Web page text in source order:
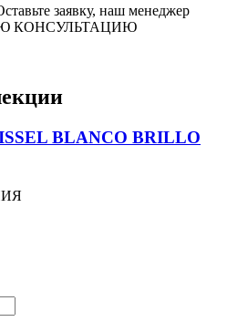
заявку, наш менеджер
КОНСУЛЬТАЦИЮ
BLANCO BRILLO